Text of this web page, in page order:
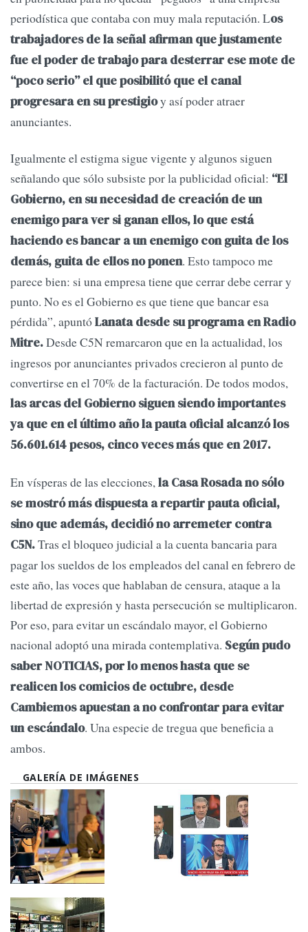
periodística que contaba con muy mala reputación. Los
trabajadores de la señal afirman que justamente
fue el poder de trabajo para desterrar ese mote de
“poco serio” el que posibilitó que el canal
progresara en su prestigioy así poder atraer
anunciantes.
Igualmente el estigma sigue vigente y algunos siguen
señalando que sólo subsiste por la publicidad oficial: “El
Gobierno, en su necesidad de creación de un
enemigo para ver si ganan ellos, lo que está
haciendo es bancar a un enemigo con guita de los
demás, guita de ellos no ponen. Esto tampoco me
parece bien: si una empresa tiene que cerrar debe cerrar y
punto. No es el Gobierno es que tiene que bancar esa
pérdida”, apuntóLanata desde su programa en Radio
Mitre.Desde C5N remarcaron que en la actualidad, los
ingresos por anunciantes privados crecieron al punto de
convertirse en el 70% de la facturación. De todos modos,
las arcas del Gobierno siguen siendo importantes
ya que en el último año la pauta oficial alcanzó los
56.601.614 pesos, cinco veces más que en 2017.
En vísperas de las elecciones, la Casa Rosada no sólo
se mostró más dispuesta a repartir pauta oficial,
sino que además, decidió no arremeter contra
C5N.Tras el bloqueo judicial a la cuenta bancaria para
pagar los sueldos de los empleados del canal en febrero de
este año, las voces que hablaban de censura, ataque a la
libertad de expresión y hasta persecución se multiplicaron.
Por eso, para evitar un escándalo mayor, el Gobierno
nacional adoptó una mirada contemplativa. Según pudo
saber NOTICIAS, por lo menos hasta que se
realicen los comicios de octubre, desde
Cambiemos apuestan a no confrontar para evitar
un escándalo. Una especie de tregua que beneficia a
ambos.
GALERÍA DE IMÁGENES